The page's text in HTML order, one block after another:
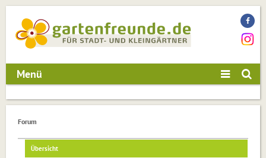
Menü
Forum
Übersicht